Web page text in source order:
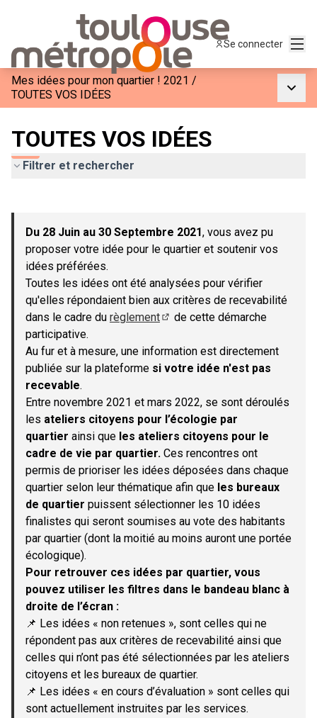
Se connecter
Mes idées pour mon quartier ! 2021 /
TOUTES VOS IDÉES
TOUTES VOS IDÉES
Filtrer et rechercher
−
Du 28 Juin au 30 Septembre 2021, vous avez pu
proposer votre idée pour le quartier et soutenir vos
idées préférées.
Toutes les idées ont été analysées pour vérifier
qu'elles répondaient bien aux critères de recevabilité
dans le cadre du règlement
de cette démarche
participative.
Au fur et à mesure, une information est directement
publiée sur la plateforme si votre idée n'est pas
recevable.
Entre novembre 2021 et mars 2022, se sont déroulés
les ateliers citoyens pour l’écologie par
quartier ainsi que les ateliers citoyens pour le
cadre de vie par quartier. Ces rencontres ont
permis de prioriser les idées déposées dans chaque
quartier selon leur thématique afin que les bureaux
de quartier puissent sélectionner les 10 idées
finalistes qui seront soumises au vote des habitants
par quartier (dont la moitié au moins auront une portée
écologique).
Pour retrouver ces idées par quartier, vous
pouvez utiliser les filtres dans le bandeau blanc à
droite de l’écran :
📌 Les idées « non retenues », sont celles qui ne
répondent pas aux critères de recevabilité ainsi que
celles qui n’ont pas été sélectionnées par les ateliers
citoyens et les bureaux de quartier.
📌 Les idées « en cours d’évaluation » sont celles qui
sont actuellement instruites par les services.